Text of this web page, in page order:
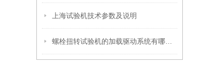
上海试验机技术参数及说明